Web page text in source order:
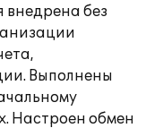
внедрена без
Выполнены
Настроен обмен